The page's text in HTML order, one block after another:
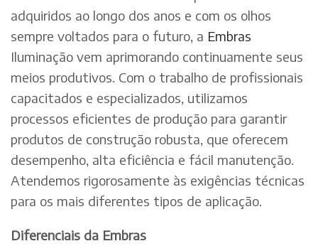
adquiridos ao longo dos anos e com os olhos
sempre voltados para o futuro, a Embras
Iluminação vem aprimorando continuamente seus
meios produtivos. Com o trabalho de profissionais
capacitados e especializados, utilizamos
processos eficientes de produção para garantir
produtos de construção robusta, que oferecem
desempenho, alta eficiência e fácil manutenção.
Atendemos rigorosamente às exigências técnicas
para os mais diferentes tipos de aplicação.
Diferenciais da Embras